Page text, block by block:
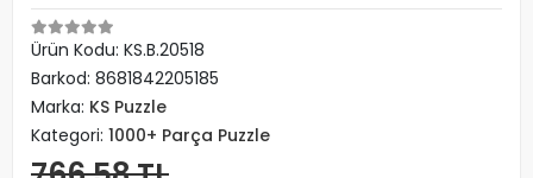
Ürün Kodu: KS.B.20518
Barkod: 8681842205185
Marka: KS Puzzle
Kategori: 1000+ Parça Puzzle